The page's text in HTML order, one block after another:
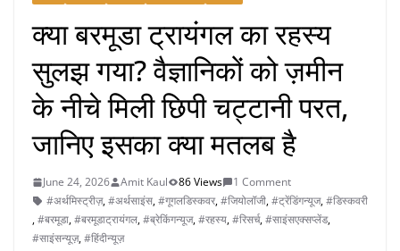
क्या बरमूडा ट्रायंगल का रहस्य
सुलझ गया? वैज्ञानिकों को ज़मीन
के नीचे मिली छिपी चट्टानी परत,
जानिए इसका क्या मतलब है
June 24, 2026 Amit Kaul 86 Views
1 Comment
#अर्थमिस्ट्रीज़,#अर्थसाइंस,#गूगलडिस्कवर,#जियोलॉजी,#ट्रेंडिंगन्यूज,#डिस्कवरी
,#बरमूडा,#बरमूडाट्रायंगल,#ब्रेकिंगन्यूज,#रहस्य,#रिसर्च,#साइंसएक्सप्लेंड,
#साइंसन्यूज़,#हिंदीन्यूज़